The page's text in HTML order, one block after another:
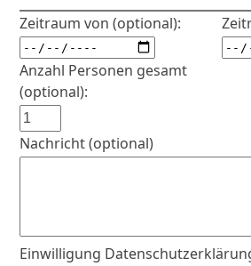
Zeitraum von (optional):
Anzahl Personen gesamt
(optional):
Nachricht (optional)
Einwilligung